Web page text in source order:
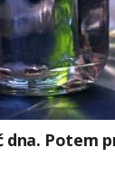
dna. Potem